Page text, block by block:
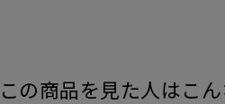
の商品を見た人はこ